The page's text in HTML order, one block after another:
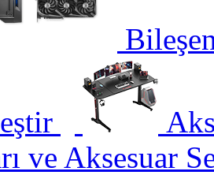
ve Aksesuar